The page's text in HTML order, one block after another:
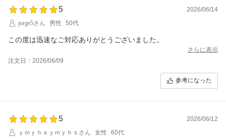
5
2026/06/14
jorge5さん
男性 50代
この度は迅速なご対応ありがとうございました。
さらに表示
注文日：2026/06/09
参考になった
5
2026/06/12
ｙｍｙｈｓｙｍｙｈｓさん
女性 60代